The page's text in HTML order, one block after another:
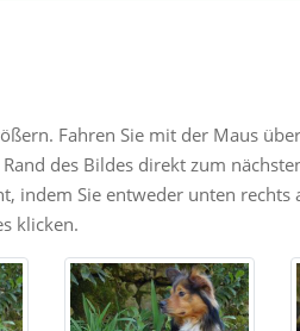
Fahren Sie mit der Maus
des Bildes direkt zum
indem Sie entweder unten
klicken.